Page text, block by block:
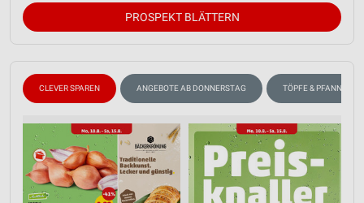
PROSPEKT BLÄTTERN
CLEVER SPAREN ANGEBOTE AB DONNERSTAG TÖPFE & PFANNEN